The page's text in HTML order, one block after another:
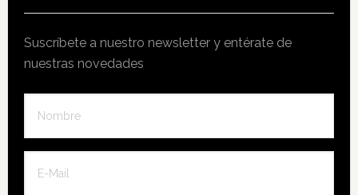
Suscríbete a nuestro newsletter y entérate de
nuestras novedades